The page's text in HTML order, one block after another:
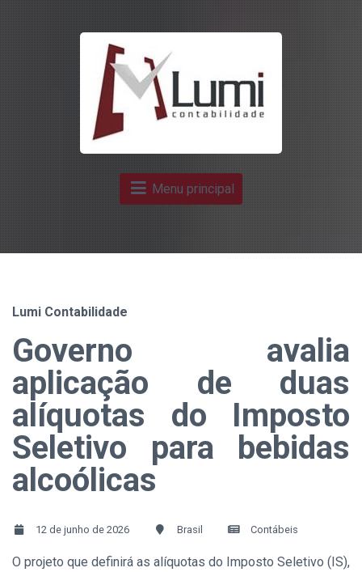
Menu principal
Lumi Contabilidade
Governo avalia
aplicação de duas
alíquotas do Imposto
Seletivo para bebidas
alcoólicas
12 de junho de 2026 Brasil Contábeis
O projeto que definirá as alíquotas do Imposto Seletivo (IS),